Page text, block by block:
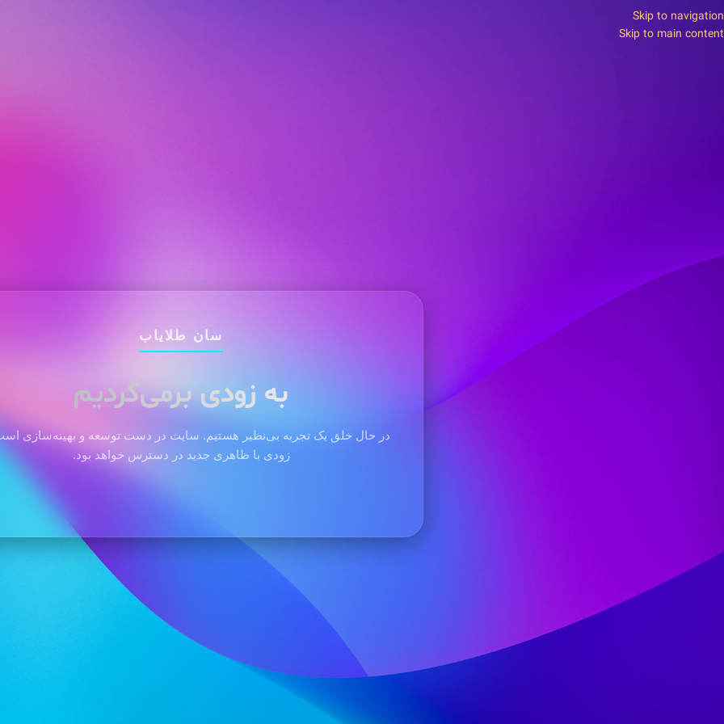
Skip to navigation
Skip to main content
سان طلایاب
به زودی برمی‌گردیم
در حال خلق یک تجربه بی‌نظیر هستیم. سایت در دست توسعه و بهینه‌سازی
زودی با ظاهری جدید در دسترس خواهد بود.